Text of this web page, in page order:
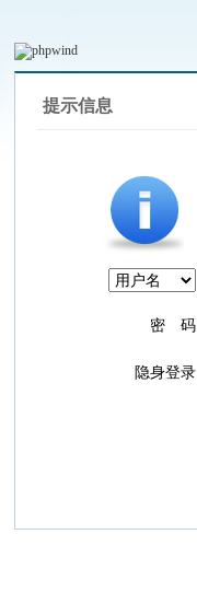
提示信息
密 码
隐身登录